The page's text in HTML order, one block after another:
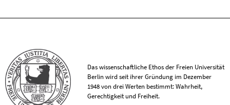
Das wissenschaftliche Ethos der Freien Universität
Berlin wird seit ihrer Gründung im Dezember
1948 von drei Werten bestimmt: Wahrheit,
Gerechtigkeit und Freiheit.